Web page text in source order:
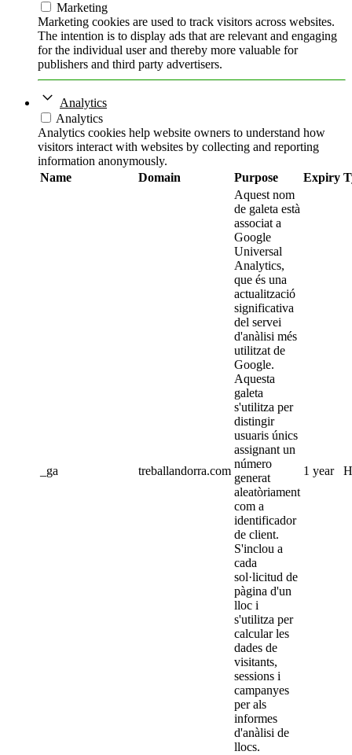
Marketing
Marketing cookies are used to track visitors across websites.
The intention is to display ads that are relevant and engaging
for the individual user and thereby more valuable for
publishers and third party advertisers.
Analytics
Analytics
Analytics cookies help website owners to understand how
visitors interact with websites by collecting and reporting
information anonymously.
Name
Domain Purpose Expiry
_ga treballandorra.com
Aquest nom
de galeta està
associat a
Google
Universal
Analytics,
que és una
actualització
significativa
del servei
d'anàlisi més
utilitzat de
Google.
Aquesta
galeta
s'utilitza per
distingir
usuaris únics
assignant un
número
generat
aleatòriament
com a
identificador
de client.
S'inclou a
cada
sol·licitud de
pàgina d'un
lloc i
s'utilitza per
calcular les
dades de
visitants,
sessions i
campanyes
per als
informes
d'anàlisi de
llocs.
1 year